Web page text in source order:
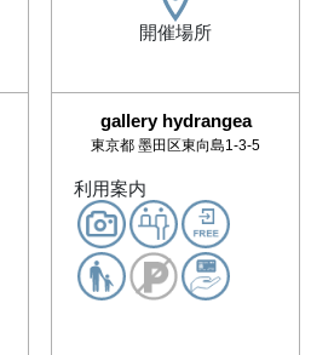
開催場所
gallery hydrangea
東京都 墨田区東向島1-3-5
利用案内